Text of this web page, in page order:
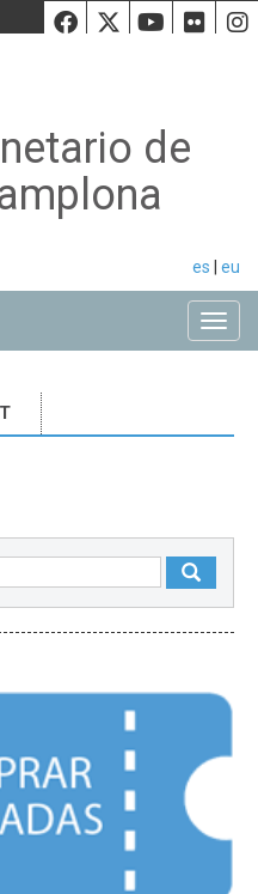
Facebook
Twiiter
de
es eu